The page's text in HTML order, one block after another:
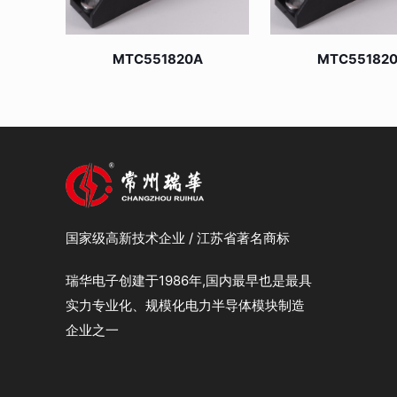
MTC551820A
国家级高新技术企业 / 江苏省著名商标
瑞华电子创建于1986年,国内最早也是最具
实力专业化、规模化电力半导体模块制造
企业之一